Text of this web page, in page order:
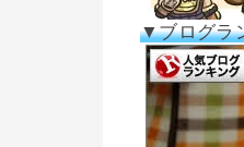
▼ブログラ